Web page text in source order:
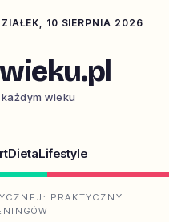
10 SIERPNIA 2026
wieku
DietaLifestyle
PRAKTYCZNY